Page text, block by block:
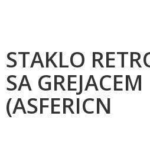
STAKLO
SA GREJACEM
(ASFERICN